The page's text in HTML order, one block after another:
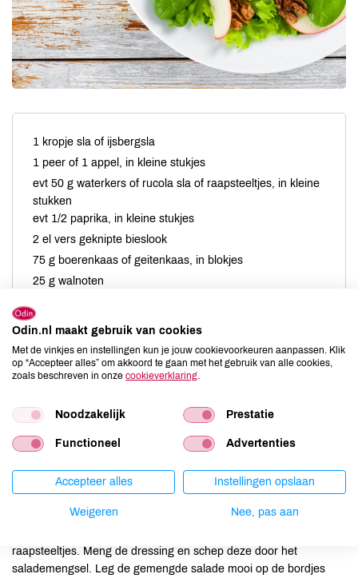
1 kropje sla of ijsbergsla
1 peer of 1 appel, in kleine stukjes
evt 50 g waterkers of rucola sla of raapsteeltjes, in kleine
stukken
evt 1/2 paprika, in kleine stukjes
2 el vers geknipte bieslook
75 g boerenkaas of geitenkaas, in blokjes
25 g walnoten
Dressing:
2 el yoghurt en 1 el zure room of mayonaise
1/2 tl mosterd
peper en zout
Drapeer de blaadjes sla op de bordjes. Meng de blokjes kaas met
raapsteeltjes. Meng de dressing en schep deze door het
salademengsel. Leg de gemengde salade mooi op de bordjes
Odin.nl maakt gebruik van cookies
Met de vinkjes en instellingen kun je jouw cookievoorkeuren aanpassen. Klik
op “Accepteer alles” om akkoord te gaan met het gebruik van alle cookies,
zoals beschreven in onze cookieverklaring
Noodzakelijk Prestatie
Functioneel Advertenties
Accepteer alles Instellingen opslaan
Weigeren Nee, pas aan